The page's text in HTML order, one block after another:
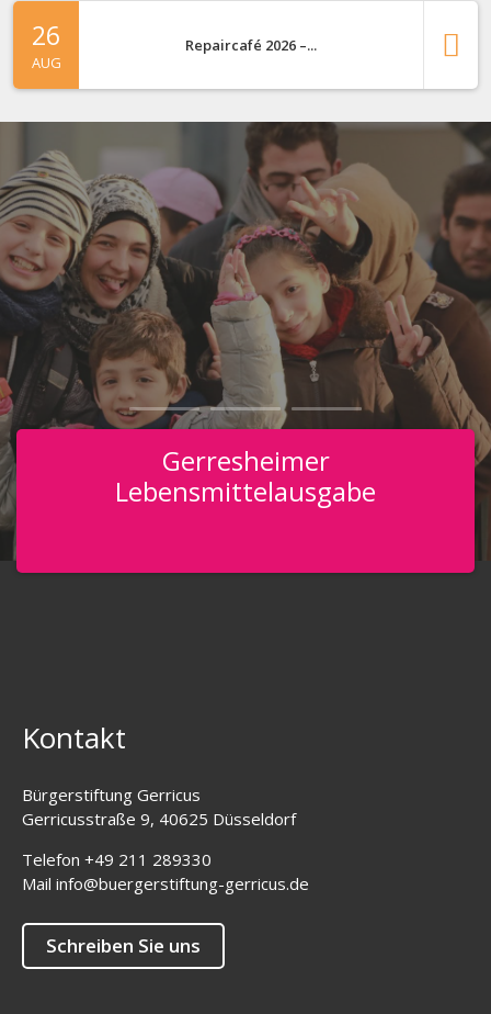
26
AUG
Repaircafé 2026 –...
Gerresheimer
Lebensmittelausgabe
Kontakt
Bürgerstiftung Gerricus
Gerricusstraße 9, 40625 Düsseldorf
Telefon +49 211 289330
Mail info@buergerstiftung-gerricus.de
Schreiben Sie uns